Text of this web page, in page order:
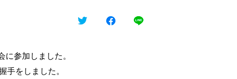
参加しました。
手をしました。